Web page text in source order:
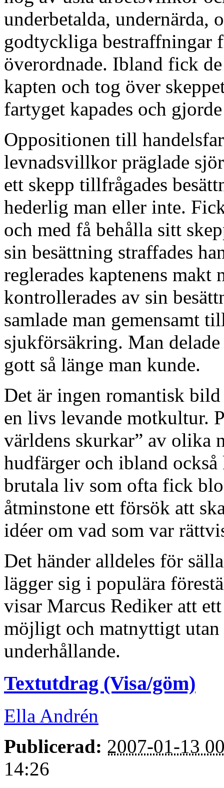
underbetalda, undernärda,
godtyckliga bestraffningar
överordnade. Ibland fick
kapten och tog över
fartyget kapades och
Oppositionen till
levnadsvillkor präglade
ett skepp tillfrågades
hederlig man eller inte.
och med få behålla sitt
sin besättning straffades
reglerades kaptenens makt
kontrollerades av sin
samlade man gemensamt
sjukförsäkring. Man
gott så länge man kunde.
Det är ingen romantisk
en livs levande motkultur.
världens skurkar” av olika
hudfärger och ibland
brutala liv som ofta fick
åtminstone ett försök att
idéer om vad som var
Det händer alldeles för
lägger sig i populära
visar Marcus Rediker att
möjligt och matnyttigt
underhållande.
Textutdrag (Visa/göm)
Ella Andrén
Publicerad: 2007-01-13
14:26